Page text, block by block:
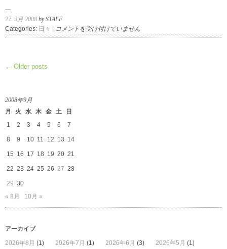
27. 9月 2008 by STAFF
Categories: 日々
『雑
器
コメントを受け付けていません
← Older posts
2008年9月
月
火 水 木 金 土
日
1
2 3 4 5 6 7
8 9 10 11 12 13 14
15 16 17 18 19 20 21
22 23 24 25 26 27 28
29 30
« 8月
10月 »
アーカイブ
2026年8月 (1) 2026年7月 (1) 2026年6月 (3) 2026年5月 (1)